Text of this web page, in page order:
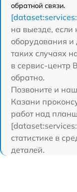
обратной связи.
на выезде, если
оборудования и
таких случаях
в сервис-центр
обратно.
Позвоните и
Казани
работ над
статистике в
деталей.